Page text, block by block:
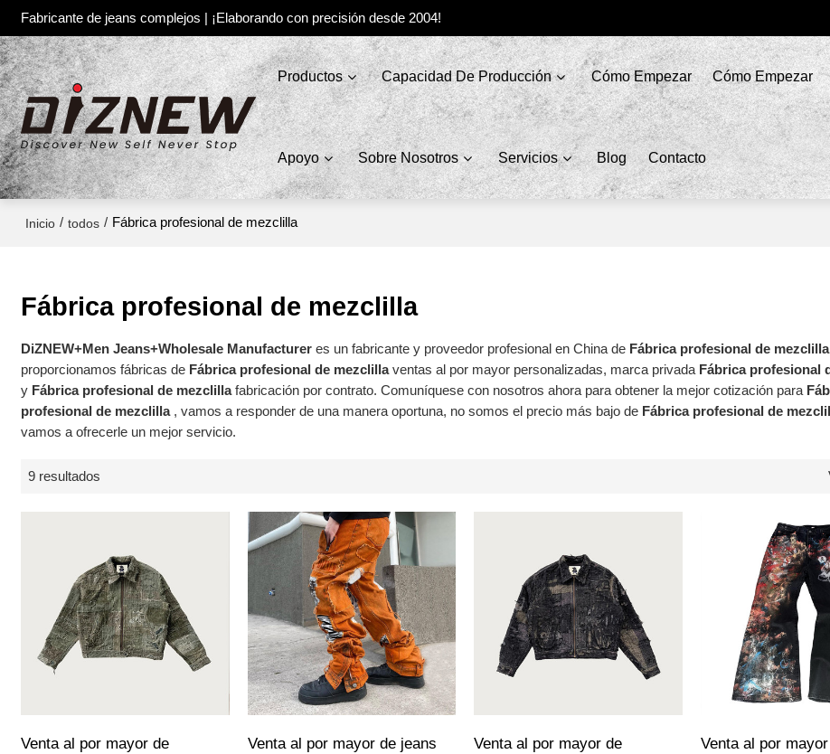
Fabricante de jeans complejos | ¡Elaborando con precisión desde 2004!
Productos Capacidad De Producción Cómo Empezar Cómo Empezar
Apoyo Sobre Nosotros Servicios Blog Contacto
Inicio / todos / Fábrica profesional de mezclilla
Fábrica profesional de mezclilla
DiZNEW+Men Jeans+Wholesale Manufacturer es un fabricante y proveedor profesional en China de Fábrica profesional de mezclilla
proporcionamos fábricas de Fábrica profesional de mezclillaventas al por mayor personalizadas, marca privada Fábrica profesional
y Fábrica profesional de mezclillafabricación por contrato. Comuníquese con nosotros ahora para obtener la mejor cotización para
profesional de mezclilla, vamos a responder de una manera oportuna, no somos el precio más bajo de Fábrica profesional de
vamos a ofrecerle un mejor servicio.
9 resultados
Venta al por mayor de
Venta al por mayor de jeans
Venta al por mayor de
Venta al por